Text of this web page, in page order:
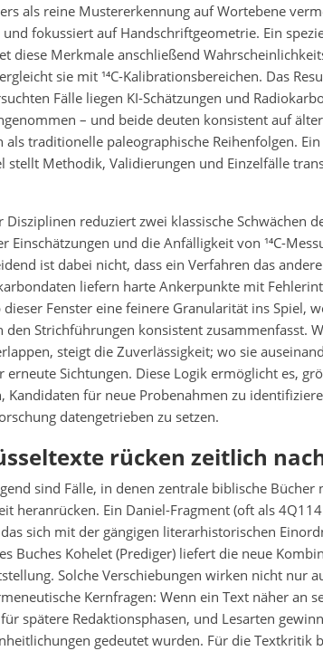
als reine Mustererkennung auf Wortebene
fokussiert auf Handschriftgeometrie. Ein
diese Merkmale anschließend
sie mit ¹⁴C-Kalibrationsbereichen. Das
Fälle liegen KI-Schätzungen und
– und beide deuten konsistent auf
als traditionelle paleographische Reihenfolgen.
stellt Methodik, Validierungen und Einzelfälle
reduziert zwei klassische Schwächen
Einschätzungen und die Anfälligkeit von ¹⁴C-
ist dabei nicht, dass ein Verfahren das
liefern harte Ankerpunkte mit
Fenster eine feinere Granularität ins Spiel,
den Strichführungen konsistent zusammenfasst.
steigt die Zuverlässigkeit; wo sie
Sichtungen. Diese Logik ermöglicht es,
Kandidaten für neue Probenahmen zu
datengetrieben zu setzen.
rücken zeitlich
sind Fälle, in denen zentrale biblische Bücher
heranrücken. Ein Daniel-Fragment (oft als
sich mit der gängigen literarhistorischen
Buches Kohelet (Prediger) liefert die neue
Solche Verschiebungen wirken nicht nur
Kernfragen: Wenn ein Text näher an
spätere Redaktionsphasen, und Lesarten
gedeutet wurden. Für die Textkritik